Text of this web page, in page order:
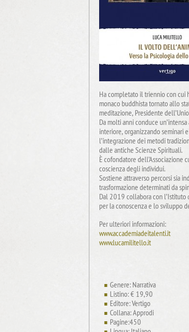
Ha completato il triennio con cui
monaco buddhista tornato allo
meditazione, Presidente
Da molti anni conduce
interiore, organizzando seminari
l’integrazione dei metodi
dalle antiche Scienze Spirituali.
È cofondatore dell’Associazione
coscienza degli individui.
Sostiene attraverso percorsi sia
trasformazione determinati da
Dal 2019 collabora con l’Istituto
per la conoscenza e lo sviluppo
Per ulteriori informazioni:
www.accademiadeitalenti.it
www.lucamilitello.it
Genere: Narrativa
Listino: € 19,90
Editore: Vertigo
Collana: Approdi
Pagine:450